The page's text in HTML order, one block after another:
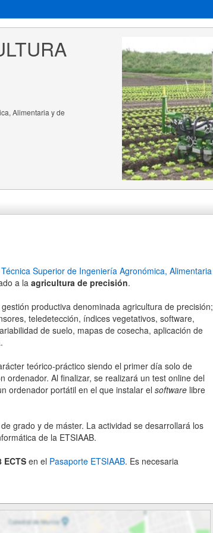
Alimentaria y de
Superior de Ingeniería Agronómica, Alimentaria
a la agricultura de precisión.
productiva denominada agricultura de precisión;
teledetección, índices vegetativos, software,
de suelo, mapas de cosecha, aplicación de
teórico-práctico siendo el primer día solo de
Al finalizar, se realizará un test online del
ordenador portátil en el que instalar el software libre
grado y de máster. La actividad se desarrollará los
de la ETSIAAB.
ECTSen el Pasaporte ETSIAAB. Es necesaria